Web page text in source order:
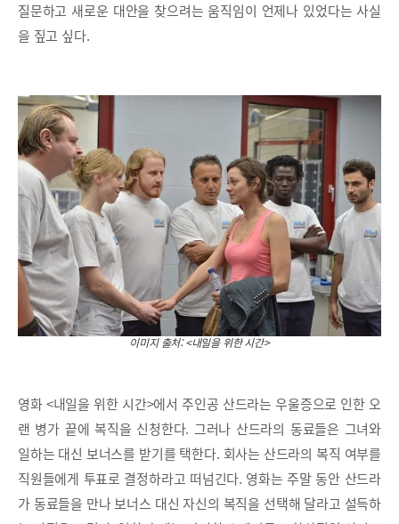
질문하고 새로운 대안을 찾으려는 움직임이 언제나 있었다는 사실
을 짚고 싶다.
이미지 출처: <내일을 위한 시간>
영화 <내일을 위한 시간>에서 주인공 산드라는 우울증으로 인한 오
랜 병가 끝에 복직을 신청한다. 그러나 산드라의 동료들은 그녀와
일하는 대신 보너스를 받기를 택한다. 회사는 산드라의 복직 여부를
직원들에게 투표로 결정하라고 떠넘긴다. 영화는 주말 동안 산드라
가 동료들을 만나 보너스 대신 자신의 복직을 선택해 달라고 설득하